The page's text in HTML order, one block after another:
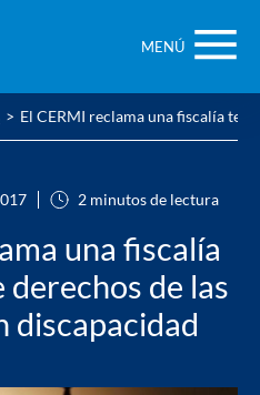
MENÚ
El CERMI reclama una fiscalía
2 minutos de lectura
una fiscalía
de las
discapacidad